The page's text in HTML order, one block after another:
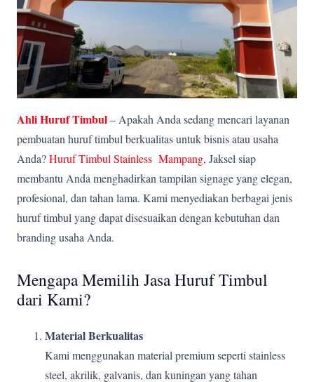
Ahli Huruf Timbul– Apakah Anda sedang mencari layanan
pembuatan huruf timbul berkualitas untuk bisnis atau usaha
Anda?Huruf Timbul Stainless Mampang, Jaksel siap
membantu Anda menghadirkan tampilan signage yang elegan,
profesional, dan tahan lama. Kami menyediakan berbagai jenis
huruf timbul yang dapat disesuaikan dengan kebutuhan dan
branding usaha Anda.
Mengapa Memilih Jasa Huruf Timbul
dari Kami?
Material Berkualitas
Kami menggunakan material premium seperti stainless
steel, akrilik, galvanis, dan kuningan yang tahan